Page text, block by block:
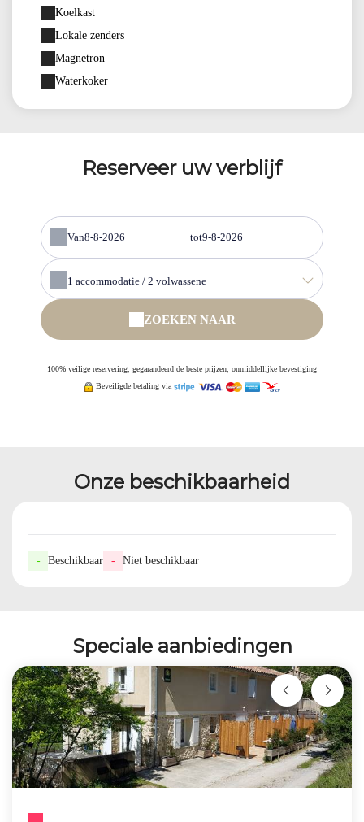
Koelkast
Lokale zenders
Magnetron
Waterkoker
Reserveer uw verblijf
Van tot
1 accommodatie / 2 volwassene
ZOEKEN NAAR
100% veilige reservering, gegarandeerd de beste prijzen, onmiddellijke bevestiging
Beveiligde betaling via
Onze beschikbaarheid
- Beschikbaar - Niet beschikbaar
Speciale aanbiedingen